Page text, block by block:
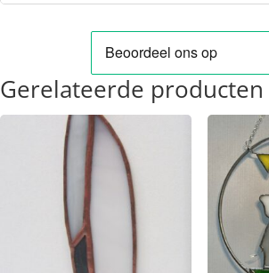
Gerelateerde producten